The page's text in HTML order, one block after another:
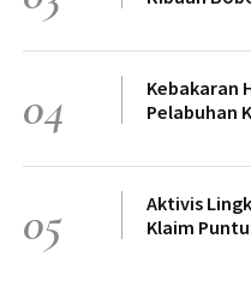
04
Kebakaran
Pelabuhan
05
Aktivis
Klaim